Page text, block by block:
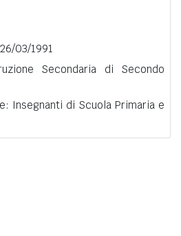
03/1991
Secondaria di Secondo
Insegnanti di Scuola Primaria e